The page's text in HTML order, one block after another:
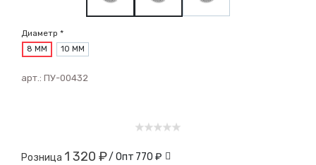
Диаметр *
8 ММ 10 ММ
арт.: ПУ-00432
Розница 1 320 ₽/ Опт 770 ₽